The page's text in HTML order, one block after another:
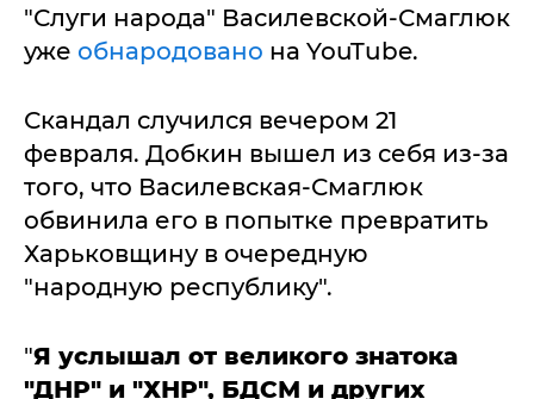
"Слуги народа" Василевской-Смаглюк
уже обнародовано на YouTube.
Скандал случился вечером 21
февраля. Добкин вышел из себя из-за
того, что Василевская-Смаглюк
обвинила его в попытке превратить
Харьковщину в очередную
"народную республику".
"Я услышал от великого знатока
"ДНР" и "ХНР", БДСМ и других